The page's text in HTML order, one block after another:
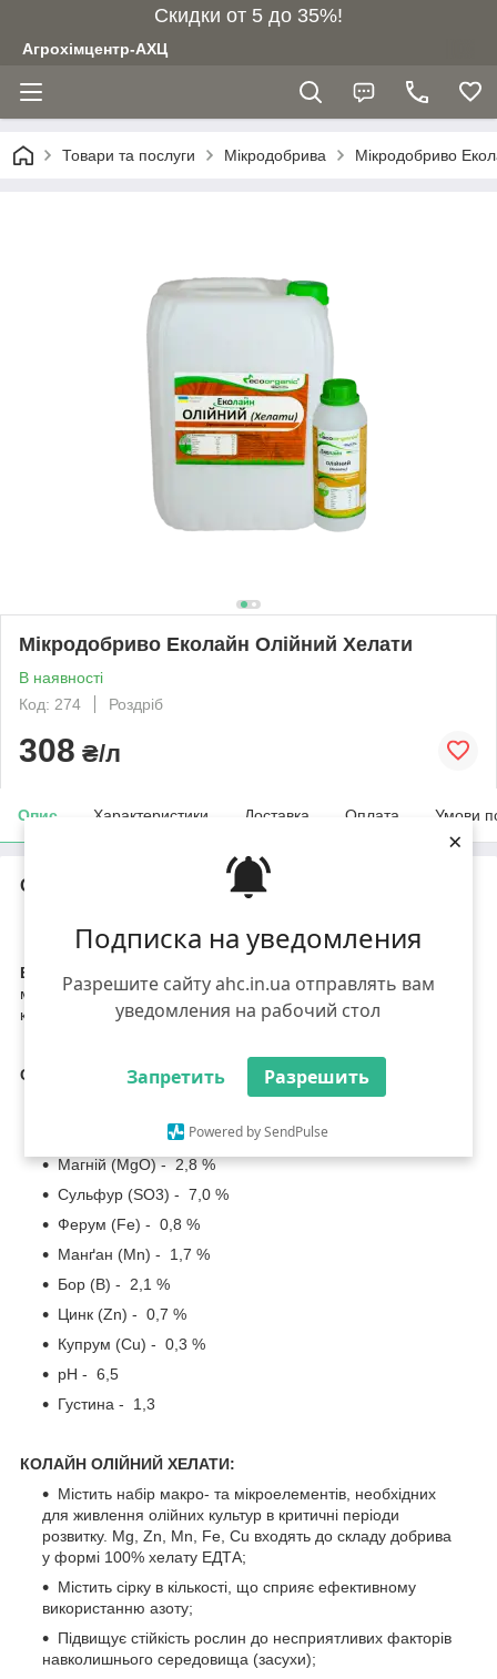
Подписка на уведомления
Разрешите сайту ahc.in.ua отправлять вам
уведомления на рабочий стол
Запретить Разрешить
Powered by SendPulse
×
Скидки от 5 до 35%!
Агрохімцентр-АХЦ
Товари та послуги Мікродобрива Мікродобриво
Мікродобриво Еколайн Олійний Хелати
В наявності
Код: 274
Роздріб
308 ₴/л
Опис Характеристики Доставка Оплата Умови
Опис
МікродобривоЕколайн Олійний Хелати
Еколайн Олійний Хелати
- комплексне концентроване
мікродобриво призначене для позакореневого підживлення
культур: соняшник, ріпак озимий, ріпак ярий, сафлор.
СКЛАД МІКРОДОБРИВА:
O) - 6,0 %
Магній (MgО) - 2,8 %
Сульфур (SO3) - 7,0 %
Ферум (Fe) - 0,8 %
Манґан (Mn) - 1,7 %
Бор (B) - 2,1 %
Цинк (Zn) - 0,7 %
Купрум (Cu) - 0,3 %
pH - 6,5
Густина - 1,3
КОЛАЙН ОЛІЙНИЙ ХЕЛАТИ:
Містить набір макро- та мікроелементів, необхідних
для живлення олійних культур в критичні періоди
розвитку. Mg, Zn, Mn, Fe, Cu входять до складу добрива
у формі 100% хелату ЕДТА;
Містить сірку в кількості, що сприяє ефективному
використанню азоту;
Підвищує стійкість рослин до несприятливих факторів
навколишнього середовища (засухи);